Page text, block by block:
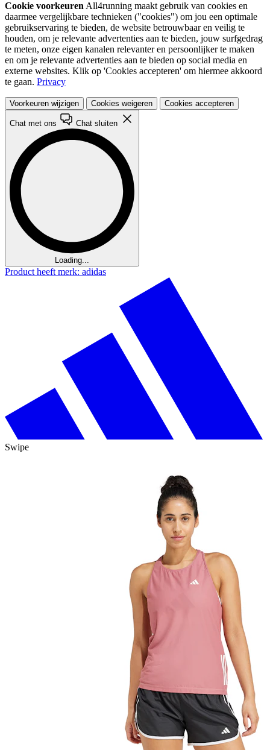
Cookie voorkeuren All4running maakt gebruik van cookies en
daarmee vergelijkbare technieken ("cookies") om jou een optimale
gebruikservaring te bieden, de website betrouwbaar en veilig te
houden, om je relevante advertenties aan te bieden, jouw surfgedrag
te meten, onze eigen kanalen relevanter en persoonlijker te maken
en om je relevante advertenties aan te bieden op social media en
externe websites. Klik op 'Cookies accepteren' om hiermee akkoord
te gaan. Privacy
Voorkeuren wijzigen Cookies weigeren Cookies accepteren
Chat met ons Chat sluiten
Loading...
Product heeft merk: adidas
Swipe